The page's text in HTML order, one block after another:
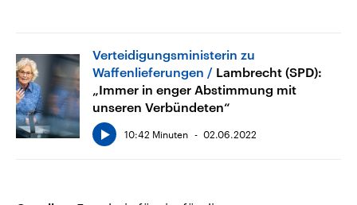
Verteidigungsministerin zu
Waffenlieferungen
Lambrecht (SPD):
„Immer in enger Abstimmung mit
unseren Verbündeten“
10:42 Minuten 02.06.2022